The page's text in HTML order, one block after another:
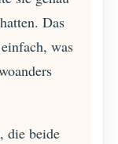
Das
was
die beide